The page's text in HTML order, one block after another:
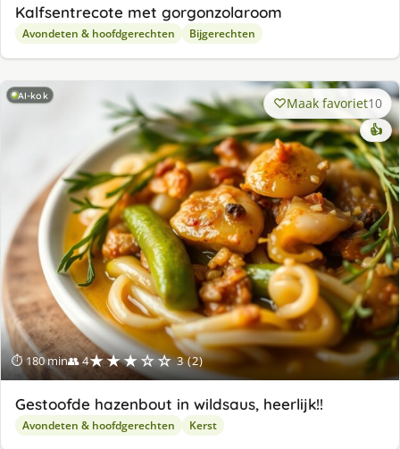
Kalfsentrecote met gorgonzolaroom
Avondeten & hoofdgerechten Bijgerechten
AI-kok
⏱ 180 min👥 4★★★☆☆ 3 (2)
Maak favoriet10
👍
Gestoofde hazenbout in wildsaus, heerlijk!!
Avondeten & hoofdgerechten Kerst